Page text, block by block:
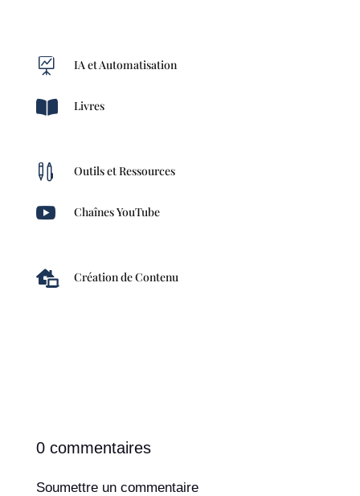
 IA et Automatisation
 Livres
 Outils et Ressources
 Chaînes YouTube
 Création de Contenu
0 commentaires
Soumettre un commentaire